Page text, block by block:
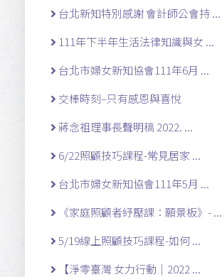
台北新知特別感謝 會計師公會持 ...
111年下半年生活法律知識與女 ...
台北市婦女新知協會111年6月 ...
交棒時刻–只有感恩與喜悅
蔣念祖理事長聲明稿 2022. ...
6/22照顧技巧課程-常見居家 ...
台北市婦女新知協會111年5月 ...
《家庭照顧者紓壓課：願景板》- ...
5/19線上照顧技巧課程-如何 ...
【淨零臺灣 女力行動｜2022 ...